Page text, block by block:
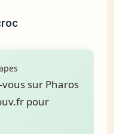
sur Pharos
pour